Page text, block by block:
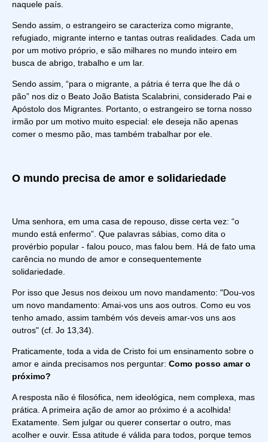
naquele país.
Sendo assim, o estrangeiro se caracteriza como migrante,
refugiado, migrante interno e tantas outras realidades. Cada um
por um motivo próprio, e são milhares no mundo inteiro em
busca de abrigo, trabalho e um lar.
Sendo assim, “para o migrante, a pátria é terra que lhe dá o
pão” nos diz o Beato João Batista Scalabrini, considerado Pai e
Apóstolo dos Migrantes. Portanto, o estrangeiro se torna nosso
irmão por um motivo muito especial: ele deseja não apenas
comer o mesmo pão, mas também trabalhar por ele.
O mundo precisa de amor e solidariedade
Uma senhora, em uma casa de repouso, disse certa vez: “o
mundo está enfermo”. Que palavras sábias, como dita o
provérbio popular - falou pouco, mas falou bem. Há de fato uma
carência no mundo de amor e consequentemente
solidariedade.
Por isso que Jesus nos deixou um novo mandamento: "Dou-vos
um novo mandamento: Amai-vos uns aos outros. Como eu vos
tenho amado, assim também vós deveis amar-vos uns aos
outros" (cf. Jo 13,34).
Praticamente, toda a vida de Cristo foi um ensinamento sobre o
amor e ainda precisamos nos perguntar: Como posso amar o
próximo?
A resposta não é filosófica, nem ideológica, nem complexa, mas
prática. A primeira ação de amor ao próximo é a acolhida!
Exatamente. Sem julgar ou querer consertar o outro, mas
acolher e ouvir. Essa atitude é válida para todos, porque temos